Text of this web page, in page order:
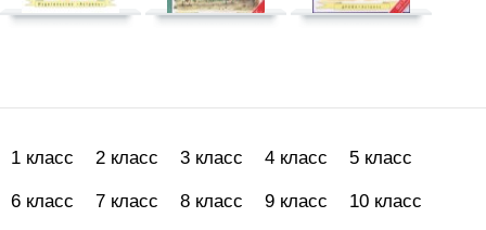
1 класс 2 класс 3 класс 4 класс 5 класс
6 класс 7 класс 8 класс 9 класс 10 класс